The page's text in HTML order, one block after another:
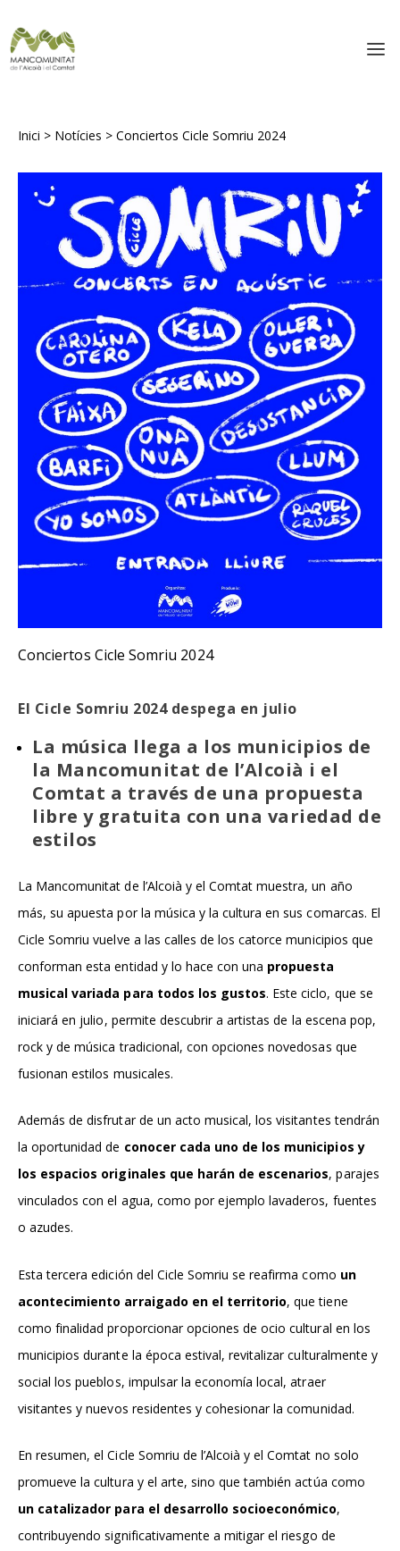
Inici > Notícies > Conciertos Cicle Somriu 2024
Conciertos Cicle Somriu 2024
El Cicle Somriu 2024 despega en julio
La música llega a los municipios de
la Mancomunitat de l’Alcoià i el
Comtat a través de una propuesta
libre y gratuita con una variedad de
estilos
La Mancomunitat de l’Alcoià y el Comtat muestra, un año
más, su apuesta por la música y la cultura en sus comarcas. El
Cicle Somriu vuelve a las calles de los catorce municipios que
conforman esta entidad y lo hace con una propuesta
musical variada para todos los gustos. Este ciclo, que se
iniciará en julio, permite descubrir a artistas de la escena pop,
rock y de música tradicional, con opciones novedosas que
fusionan estilos musicales.
Además de disfrutar de un acto musical, los visitantes tendrán
la oportunidad de conocer cada uno de los municipios y
los espacios originales que harán de escenarios, parajes
vinculados con el agua, como por ejemplo lavaderos, fuentes
o azudes.
Esta tercera edición del Cicle Somriu se reafirma como un
acontecimiento arraigado en el territorio, que tiene
como finalidad proporcionar opciones de ocio cultural en los
municipios durante la época estival, revitalizar culturalmente y
social los pueblos, impulsar la economía local, atraer
visitantes y nuevos residentes y cohesionar la comunidad.
En resumen, el Cicle Somriu de l’Alcoià y el Comtat no solo
promueve la cultura y el arte, sino que también actúa como
un catalizador para el desarrollo socioeconómico,
contribuyendo significativamente a mitigar el riesgo de